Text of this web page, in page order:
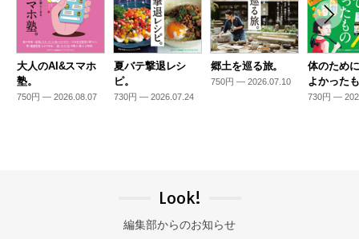
大人のAI&スマホ
塾。
750円 — 2026.08.07
夏バテ撃退レシ
ピ。
730円 — 2026.07.24
郷土を巡る旅。
750円 — 2026.07.10
体のため
よかった
730円 —
Look!
編集部からのお知らせ